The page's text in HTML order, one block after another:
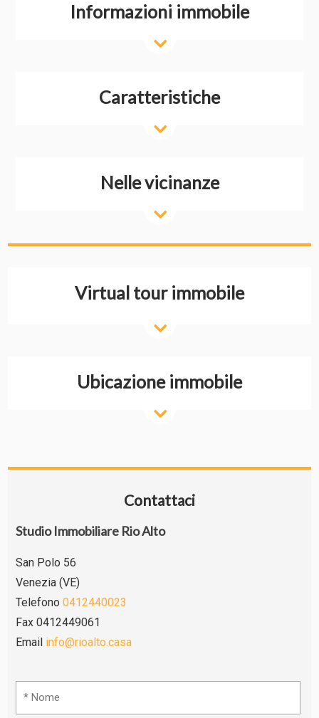
Informazioni immobile
Caratteristiche
Nelle vicinanze
Virtual tour immobile
Ubicazione immobile
Contattaci
Studio Immobiliare Rio Alto
San Polo 56
Venezia (VE)
Telefono 0412440023
Fax 0412449061
Email info@rioalto.casa